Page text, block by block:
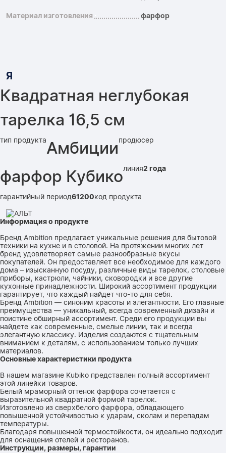
Материал изготовления фарфор
Я
Квадратная неглубокая
тарелка 16,5 см
тип продуктаАмбициипродюсер
фарфор Кубиколиния2 года
гарантийный период61200код продукта
Информация о продукте
Бренд Ambition предлагает уникальные решения для бытовой
техники на кухне и в столовой. На протяжении многих лет
бренд удовлетворяет самые разнообразные вкусы
покупателей. Он предоставляет все необходимое для каждого
дома – изысканную посуду, различные виды тарелок, столовые
приборы, кастрюли, чайники, сковородки и все другие
кухонные принадлежности. Широкий ассортимент продукции
гарантирует, что каждый найдет что-то для себя.
Бренд Ambition — синоним красоты и элегантности. Его главные
преимущества — уникальный, всегда современный дизайн и
поистине обширный ассортимент. Среди его продукции вы
найдете как современные, смелые линии, так и всегда
элегантную классику. Изделия создаются с тщательным
вниманием к деталям, с использованием только лучших
материалов.
Основные характеристики продукта
В нашем магазине Kubiko представлен полный ассортимент
этой линейки товаров.
Белый мраморный оттенок фарфора сочетается с
выразительной квадратной формой тарелок.
Изготовлено из сверхбелого фарфора, обладающего
повышенной устойчивостью к ударам, сколам и перепадам
температуры.
Благодаря повышенной термостойкости, он идеально подходит
для оснащения отелей и ресторанов.
Инструкции, размеры, гарантии